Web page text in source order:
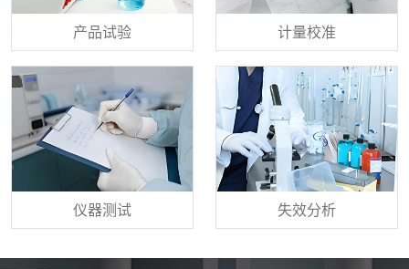
产品试验 计量校准
仪器测试 失效分析